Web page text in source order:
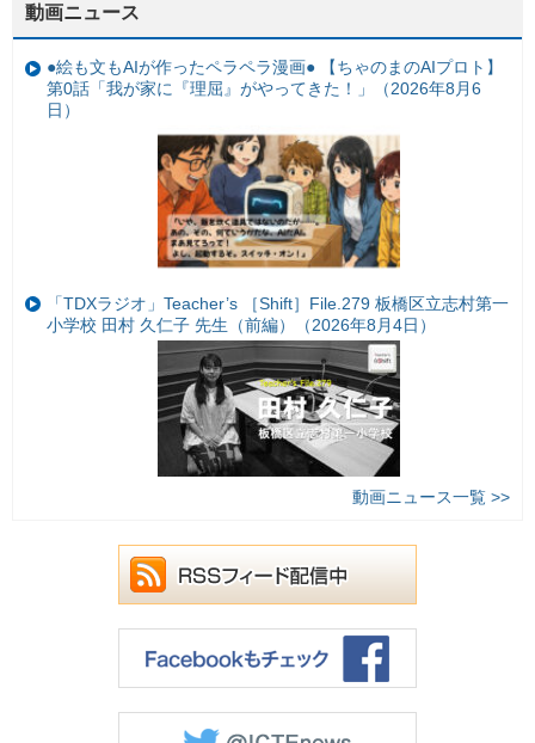
動画ニュース
●絵も文もAIが作ったペラペラ漫画● 【ちゃのまのAIプロト】
第0話「我が家に『理屈』がやってきた！」（2026年8月6
日）
「TDXラジオ」Teacher’s ［Shift］File.279 板橋区立志村第一
小学校 田村 久仁子 先生（前編）（2026年8月4日）
動画ニュース一覧 >>